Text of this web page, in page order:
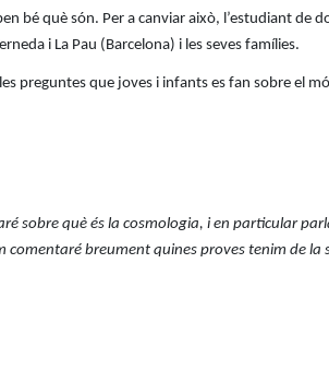
bé què són. Per a canviar això, l’estudiant de
i La Pau (Barcelona) i les seves famílies.
preguntes que joves i infants es fan sobre el
sobre què és la cosmologia, i en particular
comentaré breument quines proves tenim de la